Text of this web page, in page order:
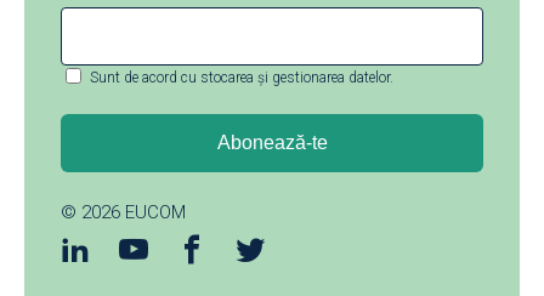
Sunt de acord cu stocarea și gestionarea datelor.
© 2026 EUCOM